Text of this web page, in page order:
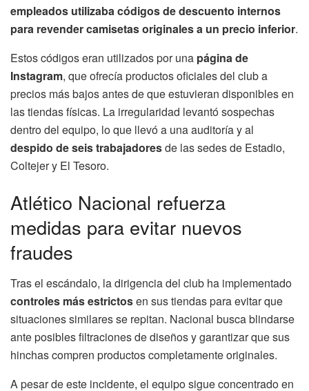
empleados utilizaba códigos de descuento internos
para revender camisetas originales a un precio inferior.
Estos códigos eran utilizados por una página de
Instagram, que ofrecía productos oficiales del club a
precios más bajos antes de que estuvieran disponibles en
las tiendas físicas. La irregularidad levantó sospechas
dentro del equipo, lo que llevó a una auditoría y al
despido de seis trabajadoresde las sedes de Estadio,
Coltejer y El Tesoro.
Atlético Nacional refuerza
medidas para evitar nuevos
fraudes
Tras el escándalo, la dirigencia del club ha implementado
controles más estrictosen sus tiendas para evitar que
situaciones similares se repitan. Nacional busca blindarse
ante posibles filtraciones de diseños y garantizar que sus
hinchas compren productos completamente originales.
A pesar de este incidente, el equipo sigue concentrado en